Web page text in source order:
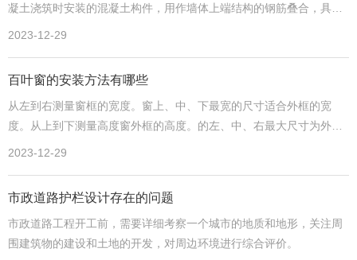
凝土浇筑时安装的混凝土构件，用作墙体上端结构的钢筋叠合，具有
2023-12-29
百叶窗的安装方法有哪些
从左到右测量窗框的宽度。窗上、中、下最宽的尺寸适合外框的宽
度。从上到下测量高度窗外框的高度。的左、中、右最大尺寸为外框
2023-12-29
市政道路护栏设计存在的问题
市政道路工程开工前，需要详细考察一个城市的地质和地形，关注周
围建筑物的建设和土地的开发，对周边环境进行综合评价。